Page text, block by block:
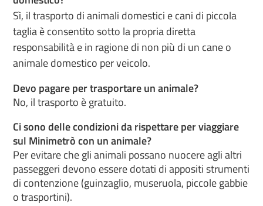
Sì, il trasporto di animali domestici e cani di piccola
taglia è consentito sotto la propria diretta
responsabilità e in ragione di non più di un cane o
animale domestico per veicolo.
Devo pagare per trasportare un animale?
No, il trasporto è gratuito.
Ci sono delle condizioni da rispettare per viaggiare
sul Minimetrò con un animale?
Per evitare che gli animali possano nuocere agli altri
passeggeri devono essere dotati di appositi strumenti
di contenzione (guinzaglio, museruola, piccole gabbie
o trasportini).